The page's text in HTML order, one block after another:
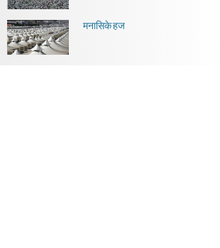
मनासिके हज